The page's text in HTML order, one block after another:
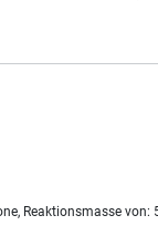
Reaktionsmasse